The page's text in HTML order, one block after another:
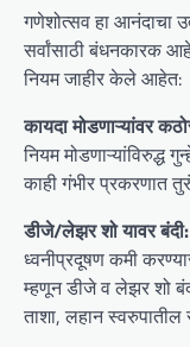
गणेशोत्सव हा आनंदाचा
सर्वांसाठी बंधनकारक
नियम जाहीर केले आहेत:
कायदा मोडणाऱ्यांवर
नियम
काही गंभीर प्रकरणात
डीजे/लेझर शो यावर बंदी:
ध्वनीप्रदूषण कमी
म्हणून डीजे व लेझर शो
ताशा, लहान स्वरुपातील